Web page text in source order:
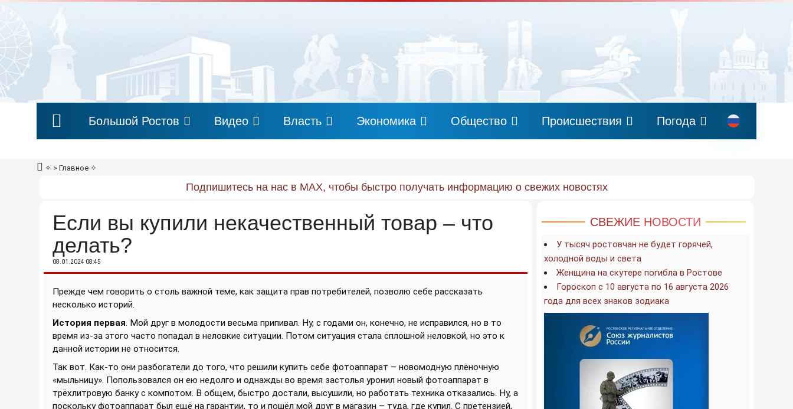
Большой Ростов Видео Власть Экономика Общество Происшествия Погода
✧ > Главное ✧
Подпишитесь на нас в MAX, чтобы быстро получать информацию о свежих новостях
Если вы купили некачественный товар – что
делать?
08.01.2024 08:45
Прежде чем говорить о столь важной теме, как защита прав потребителей, позволю себе рассказать
несколько историй.
История первая. Мой друг в молодости весьма припивал. Ну, с годами он, конечно, не исправился, но в то
время из-за этого часто попадал в неловкие ситуации. Потом ситуация стала сплошной неловкой, но это к
данной истории не относится.
Так вот. Как-то они разбогатели до того, что решили купить себе фотоаппарат – новомодную плёночную
«мыльницу». Попользовался он ею недолго и однажды во время застолья уронил новый фотоаппарат в
трёхлитровую банку с компотом. В общем, быстро достали, высушили, но работать техника отказались. Ну, а
поскольку фотоаппарат был ещё на гарантии, то и пошёл мой друг в магазин – туда, где купил. С претензией,
СВЕЖИЕ НОВОСТИ
У тысяч ростовчан не будет горячей,
холодной воды и света
Женщина на скутере погибла в Ростове
Гороскоп с 10 августа по 16 августа 2026
года для всех знаков зодиака